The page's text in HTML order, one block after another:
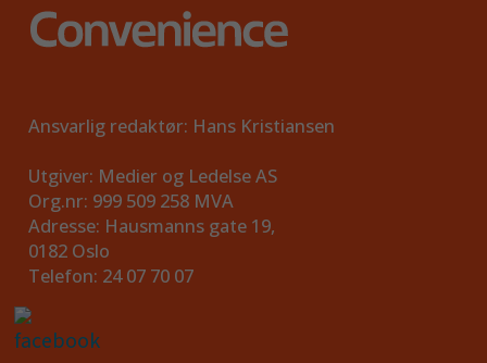
Ansvarlig redaktør: Hans Kristiansen
Utgiver: Medier og Ledelse AS
Org.nr: 999 509 258 MVA
Adresse: Hausmanns gate 19,
0182 Oslo
Telefon: 24 07 70 07